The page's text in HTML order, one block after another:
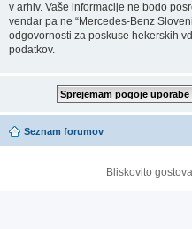
v arhiv. Vaše informacije ne bodo
vendar pa ne “Mercedes-Benz
odgovornosti za poskuse hekerskih
podatkov.
Seznam forumov
Bliskovito